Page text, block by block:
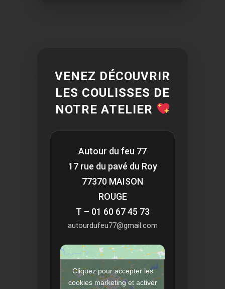
VENEZ DÉCOUVRIR
LES COULISSES DE
NOTRE ATELIER
Autour du feu 77
17 rue du pavé du Roy
77370 MAISON
ROUGE
T – 01 60 67 45 73
autourdufeu77@gmail.com
Cliquez pour accepter les
cookies marketing et activer